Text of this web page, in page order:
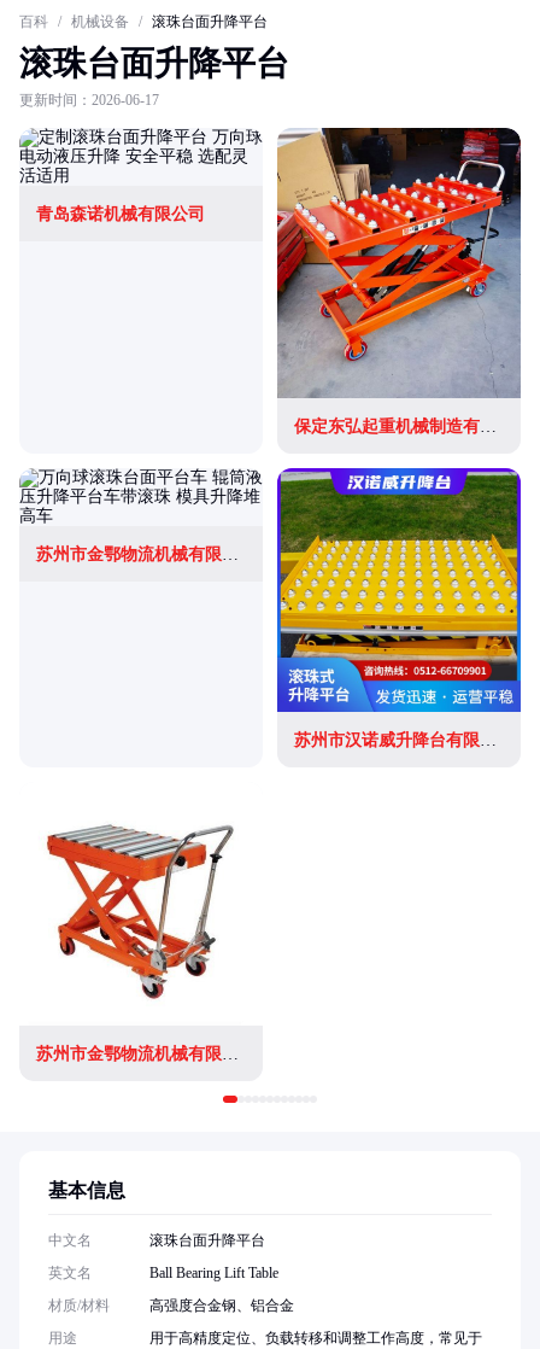
百科 / 机械设备 / 滚珠台面升降平台
滚珠台面升降平台
更新时间：2026-06-17
青岛森诺机械有限公司
保定东弘起重机械制造有限公司
苏州市金鄂物流机械有限公司
苏州市汉诺威升降台有限公司
苏州市金鄂物流机械有限公司
基本信息
中文名
滚珠台面升降平台
英文名
Ball Bearing Lift Table
材质/材料
高强度合金钢、铝合金
用途
用于高精度定位、负载转移和调整工作高度，常见于